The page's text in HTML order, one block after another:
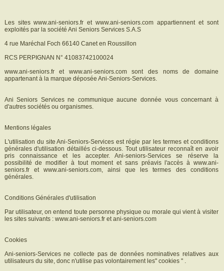
Les sites www.ani-seniors.fr et www.ani-seniors.com appartiennent et sont
exploités par la société Ani Seniors Services S.A.S
4 rue Maréchal Foch 66140 Canet en Roussillon
RCS PERPIGNAN N° 41083742100024
www.ani-seniors.fr et www.ani-seniors.com sont des noms de domaine
appartenant à la marque déposée Ani-Seniors-Services.
Ani Seniors Services ne communique aucune donnée vous concernant à
d'autres sociétés ou organismes.
Mentions légales
L'utilisation du site Ani-Seniors-Services est régie par les termes et conditions
générales d'utilisation détaillés ci-dessous. Tout utilisateur reconnaît en avoir
pris connaissance et les accepter. Ani-seniors-Services se réserve la
possibilité de modifier à tout moment et sans préavis l'accès à www.ani-
seniors.fr et www.ani-seniors.com, ainsi que les termes des conditions
générales.
Conditions Générales d'utilisation
Par utilisateur, on entend toute personne physique ou morale qui vient à visiter
les sites suivants : www.ani-seniors.fr et ani-seniors.com
Cookies
Ani-seniors-Services ne collecte pas de données nominatives relatives aux
utilisateurs du site, donc n'utilise pas volontairement les" cookies " .